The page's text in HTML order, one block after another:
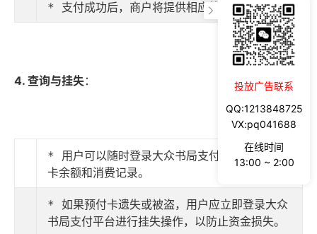
* 支付成功后，商户将提供相应的商品或服务。
4. 查询与挂失：
* 用户可以随时登录大众书局支付平台查询预付
卡余额和消费记录。
* 如果预付卡遗失或被盗，用户应立即登录大众
书局支付平台进行挂失操作，以防止资金损失。
投放广告联系
QQ:1213848725
VX:pq041688
在线时间
13:00 ~ 2:00